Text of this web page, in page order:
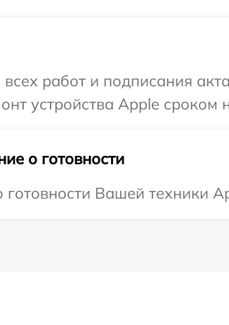
работ и подписания
устройства Apple сроком
о готовности
Вашей техники